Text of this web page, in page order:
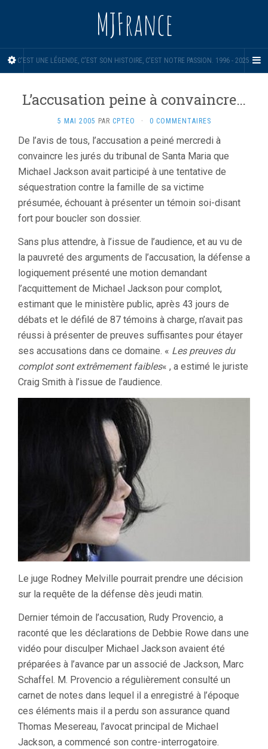
MJFrance
C'EST UNE LÉGENDE, C'EST SON HISTOIRE, C'EST NOTRE PASSION. 1996 - 2025.
L’accusation peine à convaincre…
5 MAI 2005 PAR CPTEO · 0 COMMENTAIRES
De l’avis de tous, l’accusation a peiné mercredi à
convaincre les jurés du tribunal de Santa Maria que
Michael Jackson avait participé à une tentative de
séquestration contre la famille de sa victime
présumée, échouant à présenter un témoin soi-disant
fort pour boucler son dossier.
Sans plus attendre, à l’issue de l’audience, et au vu de
la pauvreté des arguments de l’accusation, la défense a
logiquement présenté une motion demandant
l’acquittement de Michael Jackson pour complot,
estimant que le ministère public, après 43 jours de
débats et le défilé de 87 témoins à charge, n’avait pas
réussi à présenter de preuves suffisantes pour étayer
ses accusations dans ce domaine. « Les preuves du
complot sont extrêmement faibles« , a estimé le juriste
Craig Smith à l’issue de l’audience.
Le juge Rodney Melville pourrait prendre une décision
sur la requête de la défense dès jeudi matin.
Dernier témoin de l’accusation, Rudy Provencio, a
raconté que les déclarations de Debbie Rowe dans une
vidéo pour disculper Michael Jackson avaient été
préparées à l’avance par un associé de Jackson, Marc
Schaffel. M. Provencio a régulièrement consulté un
carnet de notes dans lequel il a enregistré à l’époque
ces éléments mais il a perdu son assurance quand
Thomas Mesereau, l’avocat principal de Michael
Jackson, a commencé son contre-interrogatoire.